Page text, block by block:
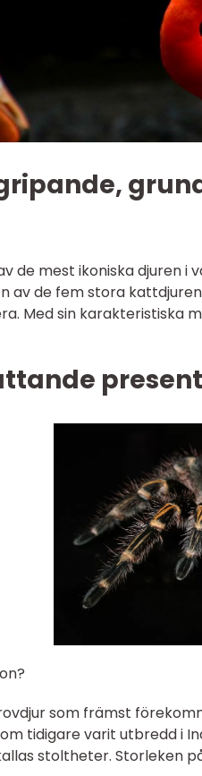
de mest ikoniska djuren i
av de fem stora
Med sin karakteristiska
som främst
tidigare varit utbredd i
stoltheter. Storleken